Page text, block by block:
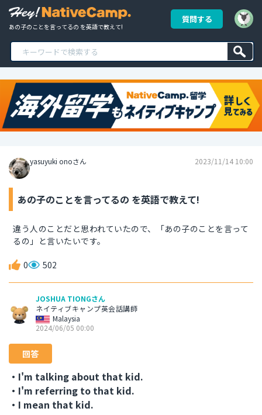
あの子のことを言ってるの を英語で教えて!
質問する
yasuyuki onoさん 2023/11/14 10:00
あの子のことを言ってるの を英語で教えて!
違う人のことだと思われていたので、「あの子のことを言って
るの」と言いたいです。
0 502
JOSHUA TIONGさん
ネイティブキャンプ英会話講師
Malaysia
2024/06/05 00:00
回答
・I'm talking about that kid.
・I'm referring to that kid.
・I mean that kid.